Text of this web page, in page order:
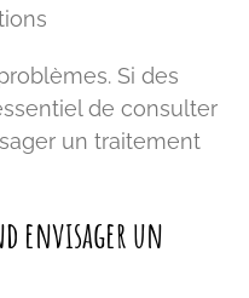
Si des
de consulter
un traitement
envisager un